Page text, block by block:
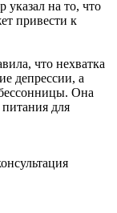
указал на то, что
привести к
что нехватка
депрессии, а
Она
для